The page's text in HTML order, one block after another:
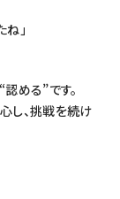
」
める”です。
し、挑戦を続け